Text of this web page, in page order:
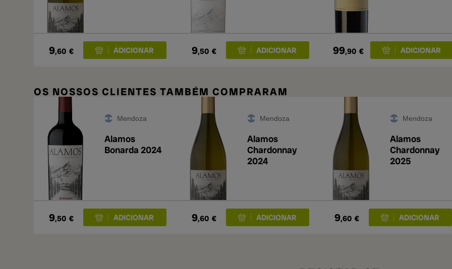
9,60 € 9,50 € 99,90 €
OS NOSSOS CLIENTES TAMBÉM COMPRARAM
Mendoza
Alamos
Bonarda 2024
9,50 €
Mendoza
Alamos
Chardonnay
2024
9,60 €
Mendoza
Alamos
Chardonnay
2025
9,60 €